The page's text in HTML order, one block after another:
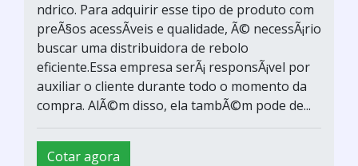
ndrico. Para adquirir esse tipo de produto com
preÃ§os acessÃ­veis e qualidade, Ã© necessÃ¡rio
buscar uma distribuidora de rebolo
eficiente.Essa empresa serÃ¡ responsÃ¡vel por
auxiliar o cliente durante todo o momento da
compra. AlÃ©m disso, ela tambÃ©m pode de...
Cotar agora